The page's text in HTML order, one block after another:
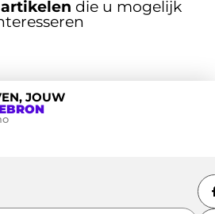
die u mogelijk
JOUW